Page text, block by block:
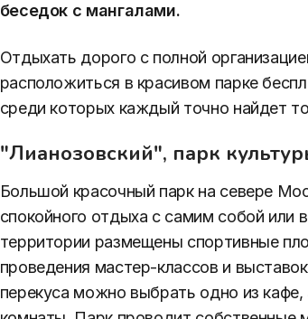
беседок с мангалами.
Отдыхать дорого с полной
расположиться в красивом парке
среди которых каждый точно найдет
"Лианозовский", парк
Большой красочный парк на севере
спокойного отдыха с самим собой или
территории размещены спортивные
проведения мастер-классов и
перекуса можно выбрать одно из